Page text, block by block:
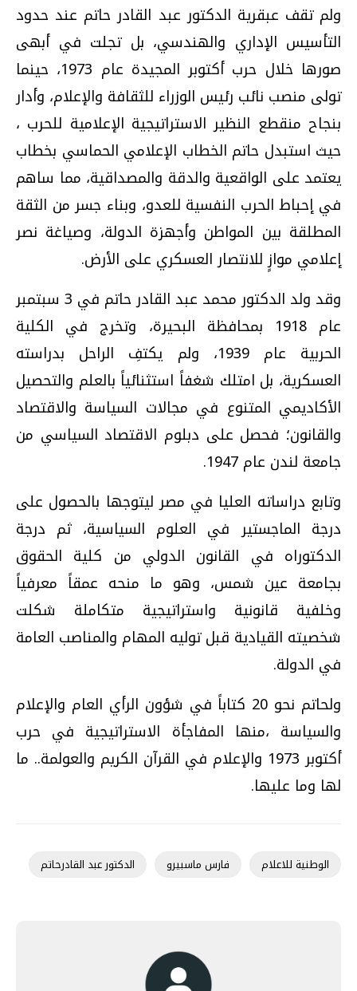
ولم تقف عبقرية الدكتور عبد القادر حاتم عند حدود
التأسيس الإداري والهندسي، بل تجلت في أبهى
صورها خلال حرب أكتوبر المجيدة عام 1973، حينما
تولى منصب نائب رئيس الوزراء للثقافة والإعلام، وأدار
بنجاح منقطع النظير الاستراتيجية الإعلامية للحرب ،
حيث استبدل حاتم الخطاب الإعلامي الحماسي بخطاب
يعتمد على الواقعية والدقة والمصداقية، مما ساهم
في إحباط الحرب النفسية للعدو، وبناء جسر من الثقة
المطلقة بين المواطن وأجهزة الدولة، وصياغة نصر
إعلامي موازٍ للانتصار العسكري على الأرض.
وقد ولد الدكتور محمد عبد القادر حاتم في 3 سبتمبر
عام 1918 بمحافظة البحيرة، وتخرج في الكلية
الحربية عام 1939، ولم يكتفِ الراحل بدراسته
العسكرية، بل امتلك شغفاً استثنائياً بالعلم والتحصيل
الأكاديمي المتنوع في مجالات السياسة والاقتصاد
والقانون؛ فحصل على دبلوم الاقتصاد السياسي من
جامعة لندن عام 1947.
وتابع دراساته العليا في مصر ليتوجها بالحصول على
درجة الماجستير في العلوم السياسية، ثم درجة
الدكتوراه في القانون الدولي من كلية الحقوق
بجامعة عين شمس، وهو ما منحه عمقاً معرفياً
وخلفية قانونية واستراتيجية متكاملة شكلت
شخصيته القيادية قبل توليه المهام والمناصب العامة
في الدولة.
ولحاتم نحو 20 كتاباً في شؤون الرأي العام والإعلام
والسياسة ،منها المفاجأة الاستراتيجية في حرب
أكتوبر 1973 والإعلام في القرآن الكريم والعولمة.. ما
لها وما عليها.
الوطنية للاعلام فارس ماسبيرو الدكتور عبد القادرحاتم